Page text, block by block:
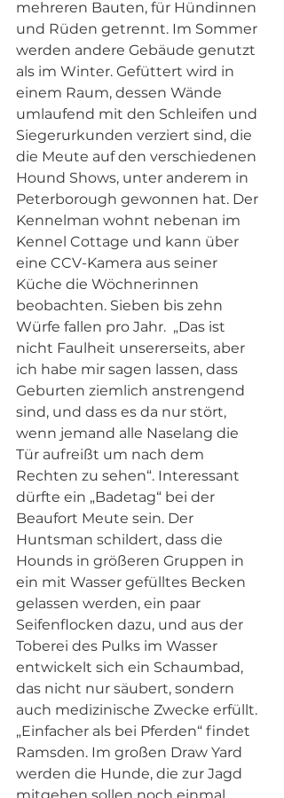
mehreren Bauten, für Hündinnen
und Rüden getrennt. Im Sommer
werden andere Gebäude genutzt
als im Winter. Gefüttert wird in
einem Raum, dessen Wände
umlaufend mit den Schleifen und
Siegerurkunden verziert sind, die
die Meute auf den verschiedenen
Hound Shows, unter anderem in
Peterborough gewonnen hat. Der
Kennelman wohnt nebenan im
Kennel Cottage und kann über
eine CCV-Kamera aus seiner
Küche die Wöchnerinnen
beobachten. Sieben bis zehn
Würfe fallen pro Jahr.  „Das ist
nicht Faulheit unsererseits, aber
ich habe mir sagen lassen, dass
Geburten ziemlich anstrengend
sind, und dass es da nur stört,
wenn jemand alle Naselang die
Tür aufreißt um nach dem
Rechten zu sehen“. Interessant
dürfte ein „Badetag“ bei der
Beaufort Meute sein. Der
Huntsman schildert, dass die
Hounds in größeren Gruppen in
ein mit Wasser gefülltes Becken
gelassen werden, ein paar
Seifenflocken dazu, und aus der
Toberei des Pulks im Wasser
entwickelt sich ein Schaumbad,
das nicht nur säubert, sondern
auch medizinische Zwecke erfüllt.
„Einfacher als bei Pferden“ findet
Ramsden. Im großen Draw Yard
werden die Hunde, die zur Jagd